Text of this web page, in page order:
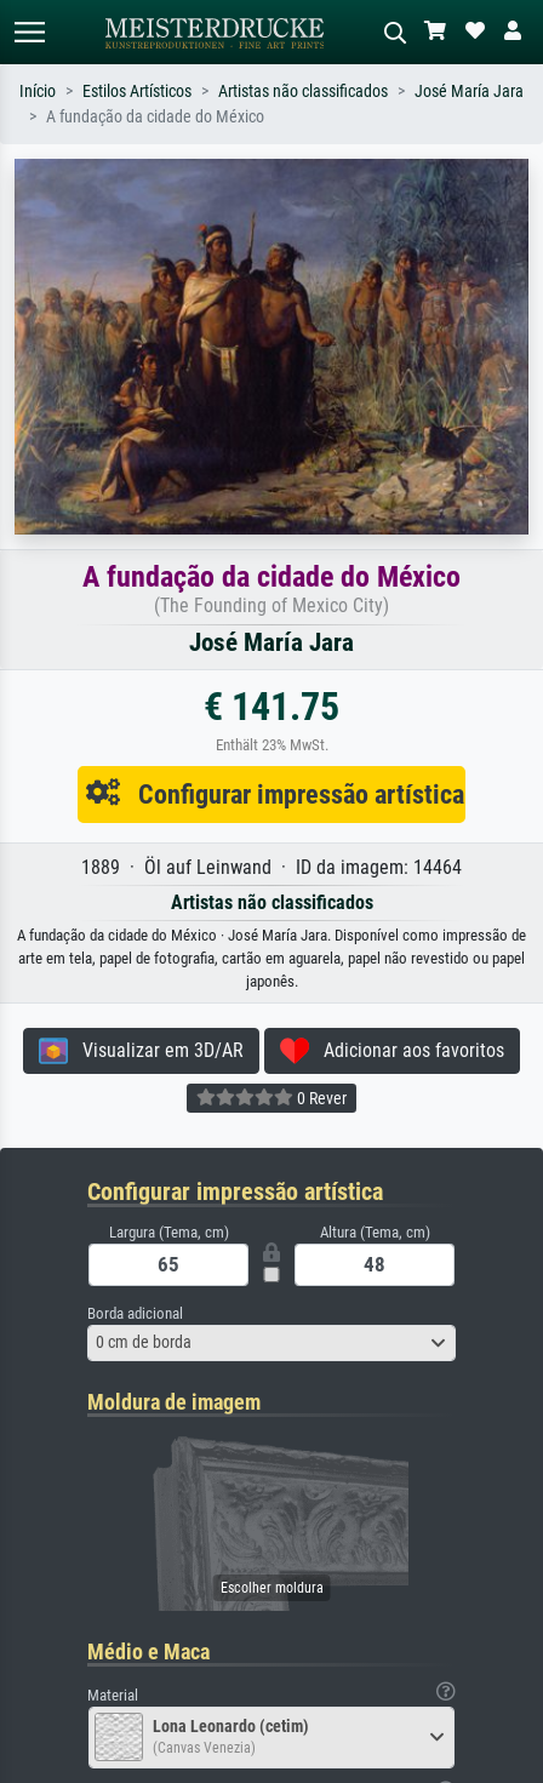
Pesquise por artista, título ou estilo –
ex: Monet, Noite Estrelada,
impressionismo, onda de Hokusai, nu.
Descreva a cena – ex: prado verde,
abstrato com muito vermelho, pintura
a óleo escura, nu em pé ao lado de
uma árvore.
Início Estilos Artísticos Artistas não classificados
José María Jara
A fundação da cidade do México
A fundação da cidade do México
(The Founding of Mexico City)
José María Jara
€ 141.75
Enthält 23% MwSt.
Configurar impressão artística
1889 · Öl auf Leinwand · ID da imagem: 14464
Artistas não classificados
A fundação da cidade do México · José María Jara. Disponível como impressão de
arte em tela, papel de fotografia, cartão em aguarela, papel não revestido ou papel
japonês.
Visualizar em 3D/AR Adicionar aos favoritos
0 Rever
Configurar impressão artística
Largura (Tema, cm) Altura (Tema, cm)
Borda adicional
0 cm de borda
Moldura de imagem
Médio e Maca
Material
Lona Leonardo (cetim)
(Canvas Venezia)